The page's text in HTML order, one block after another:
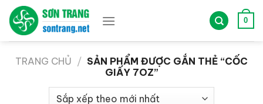
qua
0
TRANG CHỦ / SẢN PHẨM ĐƯỢC GẮN THẺ “CỐC
GIẤY 7OZ”